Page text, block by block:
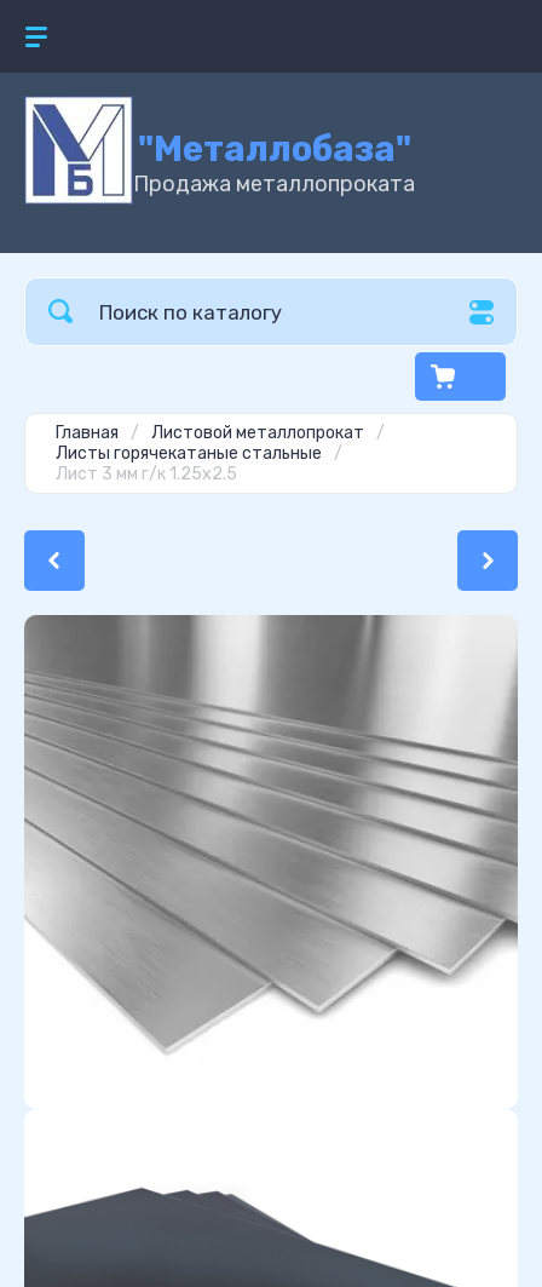
"Металлобаза"
Продажа металлопроката
Главная / Листовой металлопрокат
/
Листы горячекатаные стальные
/
Лист 3 мм г/к 1.25х2.5